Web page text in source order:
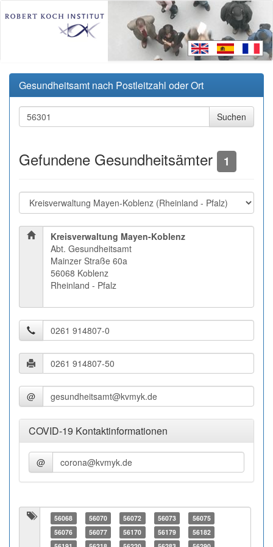
Gesundheitsamt nach Postleitzahl oder Ort
Gefundene Gesundheitsämter 1
Kreisverwaltung Mayen-Koblenz
Abt. Gesundheitsamt
Mainzer Straße 60a
56068 Koblenz
Rheinland - Pfalz
@
COVID-19 Kontaktinformationen
@
56068 56070 56072 56073
56075
56076
56077 56170 56179
56182